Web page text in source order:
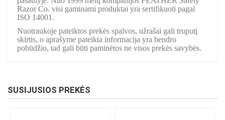
Razor Co. visi gaminami produktai yra sertifikuoti pagal
ISO 14001.
Nuotraukoje pateiktos prekės spalvos, užrašai gali truputį
skirtis, o aprašyme pateikta informacija yra bendro
pobūdžio, tad gali būti paminėtos ne visos prekės savybės.
SUSIJUSIOS PREKĖS